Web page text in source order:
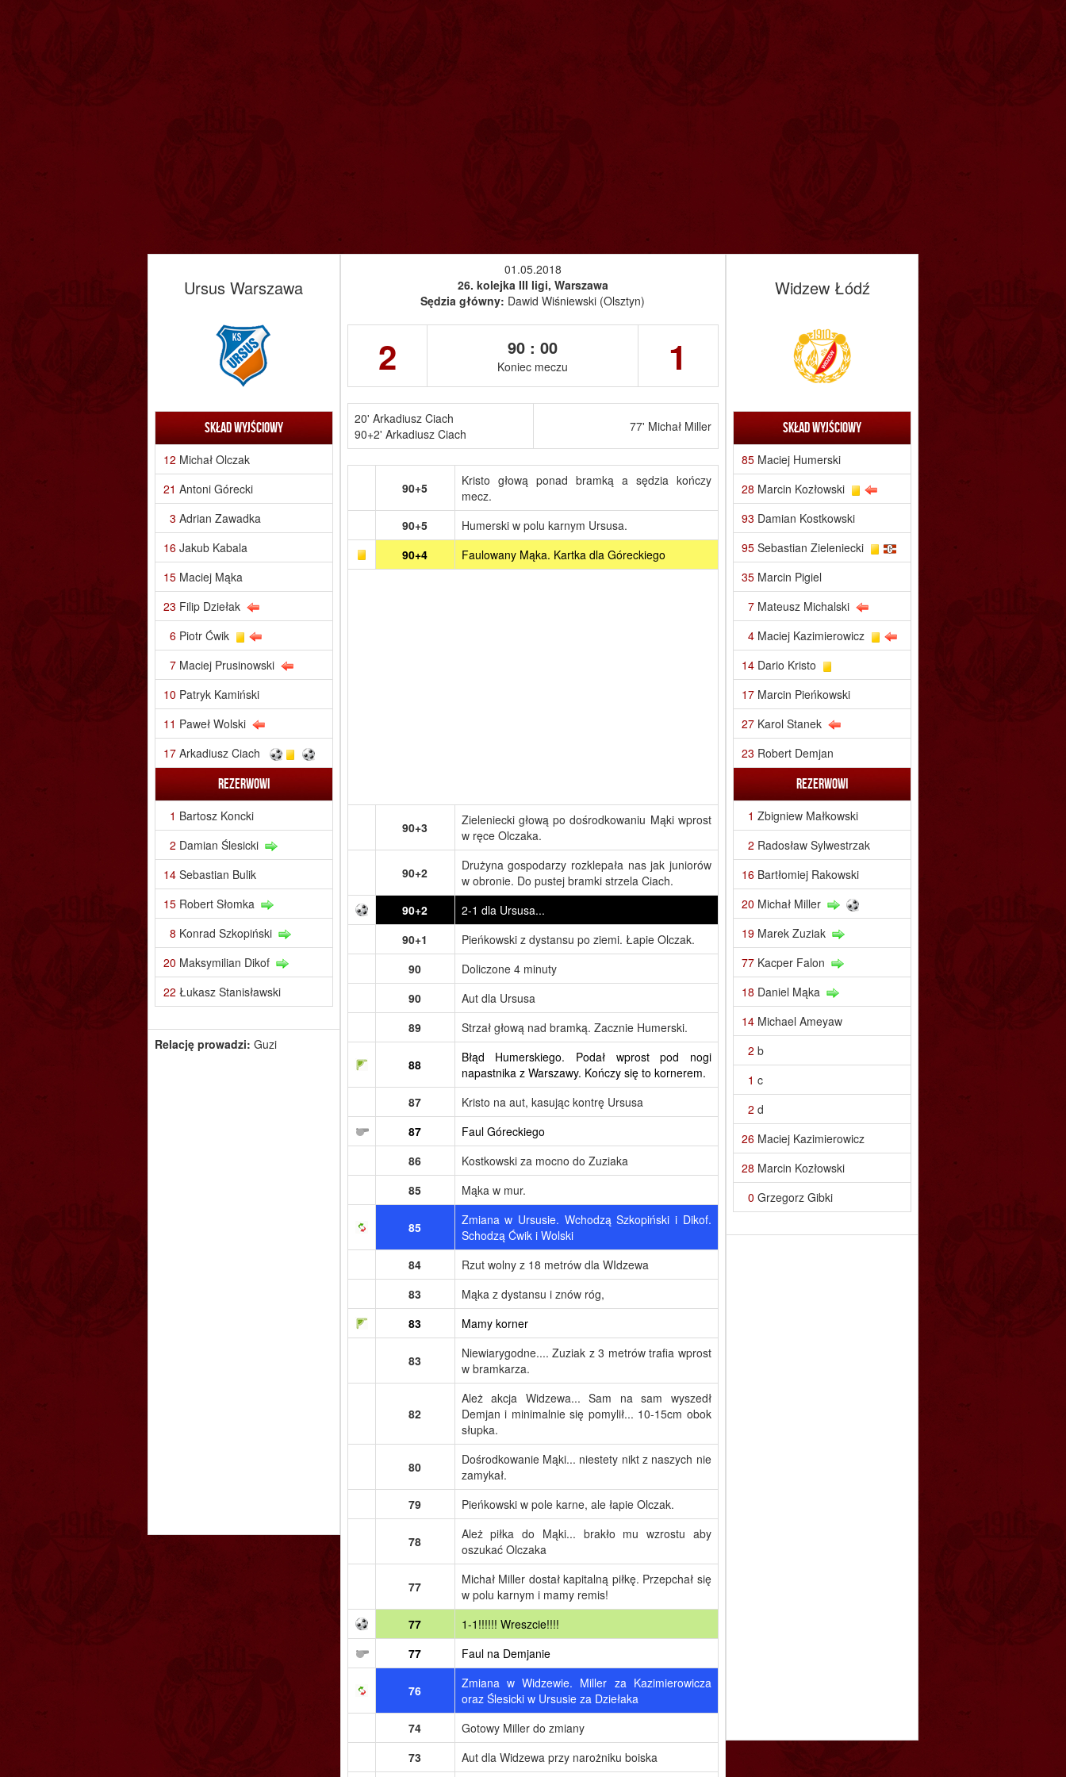
01.05.2018
26. kolejka III ligi, Warszawa
Sędzia główny: Dawid Wiśniewski (Olsztyn)
2 90 : 00
Koniec meczu 1
20' Arkadiusz Ciach
90+2' Arkadiusz Ciach
77' Michał Miller
90+5
Kristo głową ponad bramką a sędzia kończy
mecz.
90+5
Humerski w polu karnym Ursusa.
90+4
Faulowany Mąka. Kartka dla Góreckiego
90+3
Zieleniecki głową po dośrodkowaniu Mąki wprost
w ręce Olczaka.
90+2
Drużyna gospodarzy rozklepała nas jak juniorów
w obronie. Do pustej bramki strzela Ciach.
90+2
2-1 dla Ursusa...
90+1
Pieńkowski z dystansu po ziemi. Łapie Olczak.
90
Doliczone 4 minuty
90
Aut dla Ursusa
89
Strzał głową nad bramką. Zacznie Humerski.
88
Błąd Humerskiego. Podał wprost pod nogi
napastnika z Warszawy. Kończy się to kornerem.
87
Kristo na aut, kasując kontrę Ursusa
87
Faul Góreckiego
86
Kostkowski za mocno do Zuziaka
85
Mąka w mur.
85
Zmiana w Ursusie. Wchodzą Szkopiński i Dikof.
Schodzą Ćwik i Wolski
84
Rzut wolny z 18 metrów dla WIdzewa
83
Mąka z dystansu i znów róg,
83
Mamy korner
83
Niewiarygodne.... Zuziak z 3 metrów trafia wprost
w bramkarza.
82
Ależ akcja Widzewa... Sam na sam wyszedł
Demjan i minimalnie się pomylił... 10-15cm obok
słupka.
80
Dośrodkowanie Mąki... niestety nikt z naszych nie
zamykał.
79
Pieńkowski w pole karne, ale łapie Olczak.
78
Ależ piłka do Mąki... brakło mu wzrostu aby
oszukać Olczaka
77
Michał Miller dostał kapitalną piłkę. Przepchał się
w polu karnym i mamy remis!
77
1-1!!!!!! Wreszcie!!!!
77
Faul na Demjanie
76
Zmiana w Widzewie. Miller za Kazimierowicza
oraz Ślesicki w Ursusie za Dziełaka
74
Gotowy Miller do zmiany
73
Aut dla Widzewa przy narożniku boiska
Ursus Warszawa
Skład wyjściowy
12 Michał Olczak
21 Antoni Górecki
3 Adrian Zawadka
16 Jakub Kabala
15 Maciej Mąka
23 Filip Dziełak
6 Piotr Ćwik
7 Maciej Prusinowski
10 Patryk Kamiński
11 Paweł Wolski
17 Arkadiusz Ciach
Rezerwowi
1 Bartosz Koncki
2 Damian Ślesicki
14 Sebastian Bulik
15 Robert Słomka
8 Konrad Szkopiński
20 Maksymilian Dikof
22 Łukasz Stanisławski
Relację prowadzi: Guzi
Widzew Łódź
Skład wyjściowy
85 Maciej Humerski
28 Marcin Kozłowski
93 Damian Kostkowski
95 Sebastian Zieleniecki
35 Marcin Pigiel
7 Mateusz Michalski
4 Maciej Kazimierowicz
14 Dario Kristo
17 Marcin Pieńkowski
27 Karol Stanek
23 Robert Demjan
Rezerwowi
1 Zbigniew Małkowski
2 Radosław Sylwestrzak
16 Bartłomiej Rakowski
20 Michał Miller
19 Marek Zuziak
77 Kacper Falon
18 Daniel Mąka
14 Michael Ameyaw
2 b
1 c
2 d
26 Maciej Kazimierowicz
28 Marcin Kozłowski
0 Grzegorz Gibki